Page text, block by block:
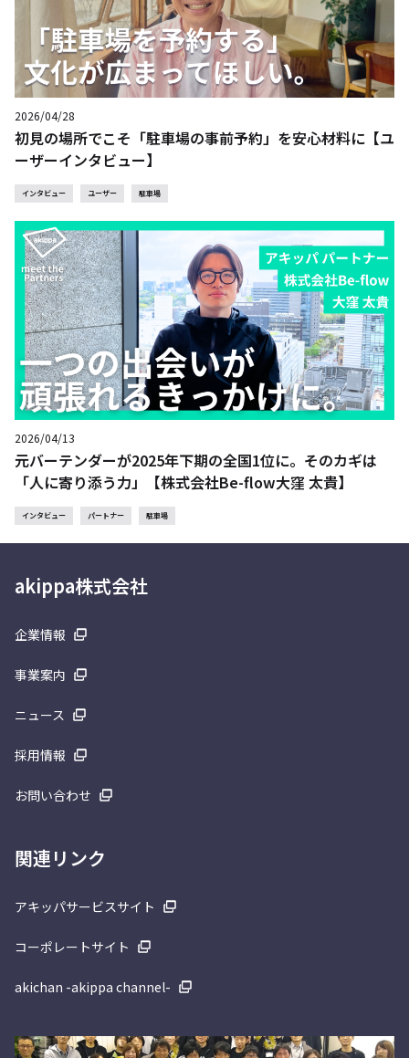
2026/04/28
初見の場所でこそ「駐車場の事前予約」を安心材料に【ユ
ーザーインタビュー】
インタビュー ユーザー 駐車場
2026/04/13
元バーテンダーが2025年下期の全国1位に。そのカギは
「人に寄り添う力」【株式会社Be-flow大窪 太貴】
インタビュー パートナー 駐車場
akippa株式会社
企業情報
事業案内
ニュース
採用情報
お問い合わせ
関連リンク
アキッパサービスサイト
コーポレートサイト
akichan -akippa channel-